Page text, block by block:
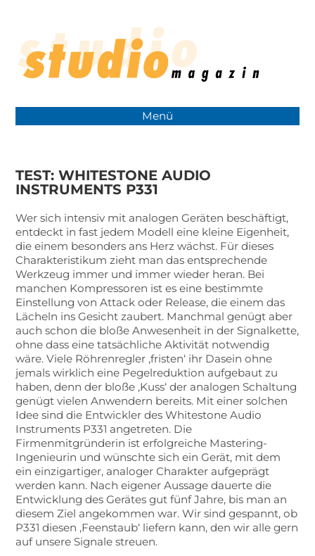
Menü
TEST: WHITESTONE AUDIO
INSTRUMENTS P331
Wer sich intensiv mit analogen Geräten beschäftigt,
entdeckt in fast jedem Modell eine kleine Eigenheit,
die einem besonders ans Herz wächst. Für dieses
Charakteristikum zieht man das entsprechende
Werkzeug immer und immer wieder heran. Bei
manchen Kompressoren ist es eine bestimmte
Einstellung von Attack oder Release, die einem das
Lächeln ins Gesicht zaubert. Manchmal genügt aber
auch schon die bloße Anwesenheit in der Signalkette,
ohne dass eine tatsächliche Aktivität notwendig
wäre. Viele Röhrenregler ‚fristen‘ ihr Dasein ohne
jemals wirklich eine Pegelreduktion aufgebaut zu
haben, denn der bloße ‚Kuss‘ der analogen Schaltung
genügt vielen Anwendern bereits. Mit einer solchen
Idee sind die Entwickler des Whitestone Audio
Instruments P331 angetreten. Die
Firmenmitgründerin ist erfolgreiche Mastering-
Ingenieurin und wünschte sich ein Gerät, mit dem
ein einzigartiger, analoger Charakter aufgeprägt
werden kann. Nach eigener Aussage dauerte die
Entwicklung des Gerätes gut fünf Jahre, bis man an
diesem Ziel angekommen war. Wir sind gespannt, ob
P331 diesen ‚Feenstaub‘ liefern kann, den wir alle gern
auf unsere Signale streuen.